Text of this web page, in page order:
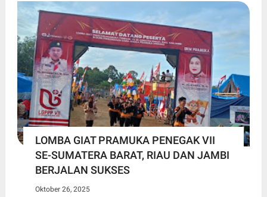
LOMBA GIAT PRAMUKA PENEGAK VII
SE-SUMATERA BARAT, RIAU DAN JAMBI
BERJALAN SUKSES
Oktober 26, 2025